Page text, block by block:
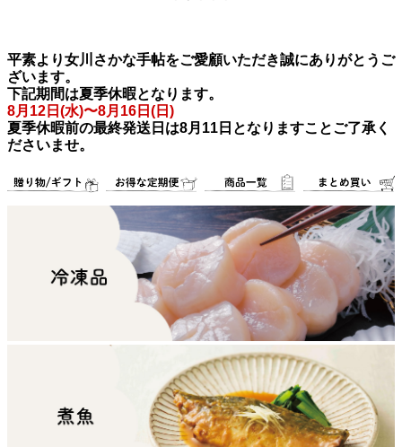
平素より女川さかな手帖をご愛顧いただき誠にありがとうご
ざいます。
下記期間は夏季休暇となります。
8月12日(水)〜8月16日(日)
夏季休暇前の最終発送日は8月11日となりますことご了承く
ださいませ。